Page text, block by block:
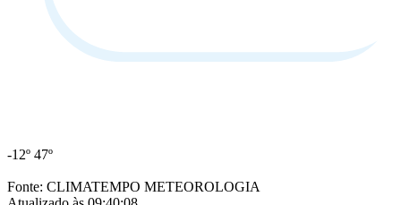
-12º 47º
Fonte: CLIMATEMPO METEOROLOGIA